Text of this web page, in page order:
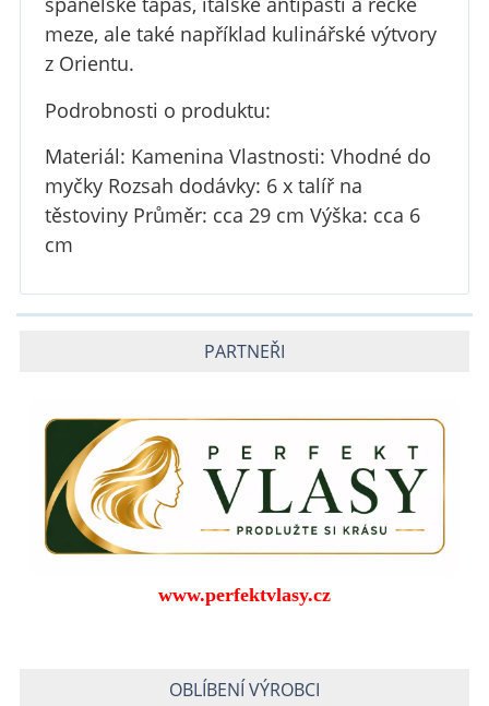
meze, ale také například kulinářské výtvory
z Orientu.
Podrobnosti o produktu:
Materiál: Kamenina Vlastnosti: Vhodné do
myčky Rozsah dodávky: 6 x talíř na
těstoviny Průměr: cca 29 cm Výška: cca 6
cm
PARTNEŘI
www.perfektvlasy.cz
OBLÍBENÍ VÝROBCI